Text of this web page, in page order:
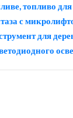
топливо
с
для